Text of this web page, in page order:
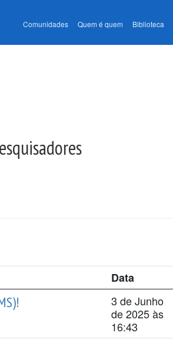
Comunidades Quem é quem Biblioteca
Data
3 de Junho
de 2025 às
16:43